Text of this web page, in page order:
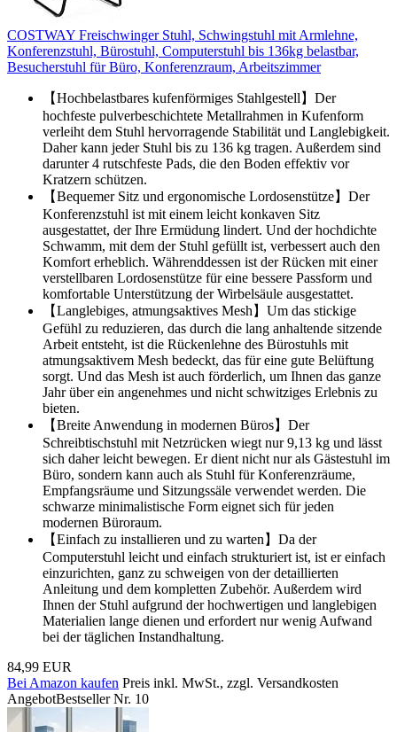
COSTWAY Freischwinger Stuhl, Schwingstuhl mit Armlehne,
Konferenzstuhl, Bürostuhl, Computerstuhl bis 136kg belastbar,
Besucherstuhl für Büro, Konferenzraum, Arbeitszimmer
【Hochbelastbares kufenförmiges Stahlgestell】Der
hochfeste pulverbeschichtete Metallrahmen in Kufenform
verleiht dem Stuhl hervorragende Stabilität und Langlebigkeit.
Daher kann jeder Stuhl bis zu 136 kg tragen. Außerdem sind
darunter 4 rutschfeste Pads, die den Boden effektiv vor
Kratzern schützen.
【Bequemer Sitz und ergonomische Lordosenstütze】Der
Konferenzstuhl ist mit einem leicht konkaven Sitz
ausgestattet, der Ihre Ermüdung lindert. Und der hochdichte
Schwamm, mit dem der Stuhl gefüllt ist, verbessert auch den
Komfort erheblich. Währenddessen ist der Rücken mit einer
verstellbaren Lordosenstütze für eine bessere Passform und
komfortable Unterstützung der Wirbelsäule ausgestattet.
【Langlebiges, atmungsaktives Mesh】Um das stickige
Gefühl zu reduzieren, das durch die lang anhaltende sitzende
Arbeit entsteht, ist die Rückenlehne des Bürostuhls mit
atmungsaktivem Mesh bedeckt, das für eine gute Belüftung
sorgt. Und das Mesh ist auch förderlich, um Ihnen das ganze
Jahr über ein angenehmes und nicht schwitziges Erlebnis zu
bieten.
【Breite Anwendung in modernen Büros】Der
Schreibtischstuhl mit Netzrücken wiegt nur 9,13 kg und lässt
sich daher leicht bewegen. Er dient nicht nur als Gästestuhl im
Büro, sondern kann auch als Stuhl für Konferenzräume,
Empfangsräume und Sitzungssäle verwendet werden. Die
schwarze minimalistische Form eignet sich für jeden
modernen Büroraum.
【Einfach zu installieren und zu warten】Da der
Computerstuhl leicht und einfach strukturiert ist, ist er einfach
einzurichten, ganz zu schweigen von der detaillierten
Anleitung und dem kompletten Zubehör. Außerdem wird
Ihnen der Stuhl aufgrund der hochwertigen und langlebigen
Materialien lange dienen und erfordert nur wenig Aufwand
bei der täglichen Instandhaltung.
84,99 EUR
Bei Amazon kaufen Preis inkl. MwSt., zzgl. Versandkosten
AngebotBestseller Nr. 10